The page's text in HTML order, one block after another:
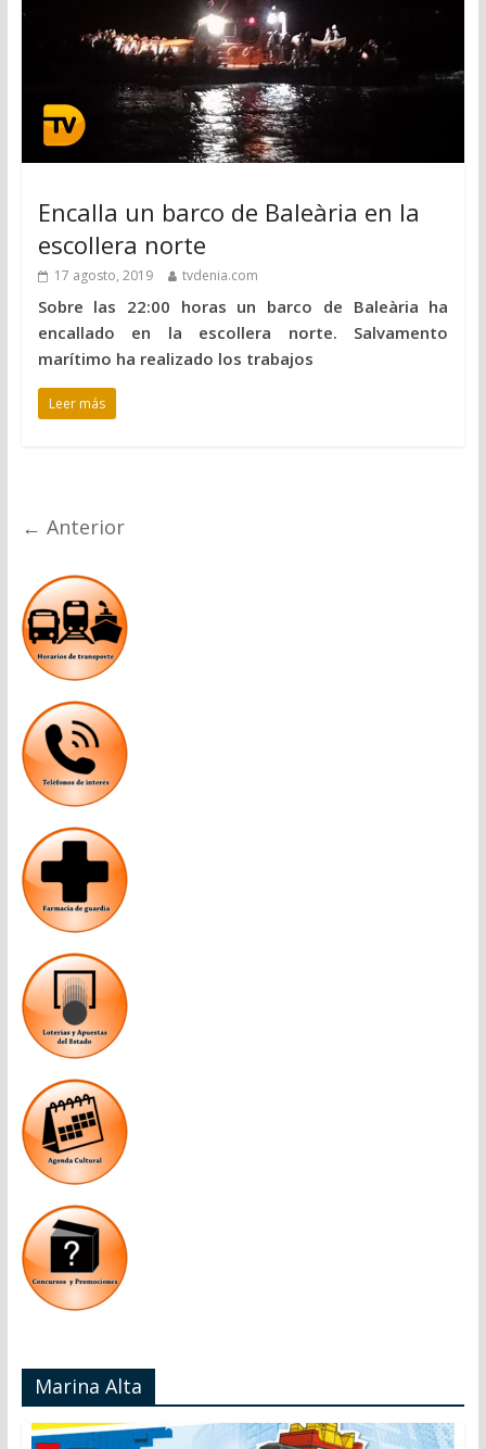
Encalla un barco de Baleària en la
escollera norte
17 agosto, 2019 tvdenia.com
Sobre las 22:00 horas un barco de Baleària ha
encallado en la escollera norte. Salvamento
marítimo ha realizado los trabajos
Leer más
← Anterior
Marina Alta